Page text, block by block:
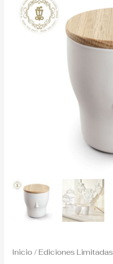
Inicio /Ediciones Limitadas